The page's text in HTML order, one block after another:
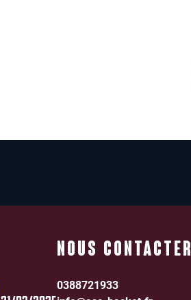
NOUS CONTACTER
0388721933